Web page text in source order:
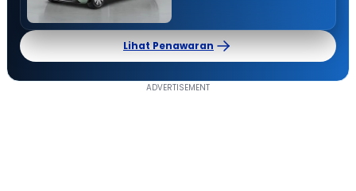
Lihat Penawaran